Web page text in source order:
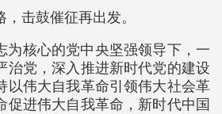
击鼓催征再出发。
为核心的党中央坚强领导下，一
治党，深入推进新时代党的建设
以伟大自我革命引领伟大社会革
促进伟大自我革命，新时代中国